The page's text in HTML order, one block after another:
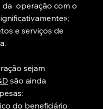
operação com o
e serviços de
sejam
são ainda
do beneficiário